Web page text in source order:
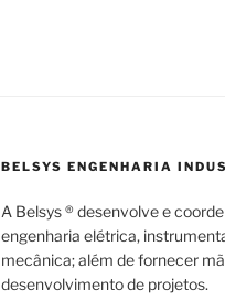
BELSYS ENGENHARIA
A Belsys ® desenvolve e
engenharia elétrica,
mecânica; além de fornecer
desenvolvimento de projetos.